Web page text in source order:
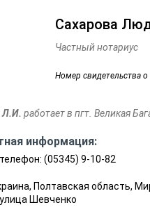
Сахарова
Частный нотариус
Номер свидетельства
Л.И. работает в пгт. Великая
информация:
(05345) 9-10-82
Полтавская область,
Шевченко